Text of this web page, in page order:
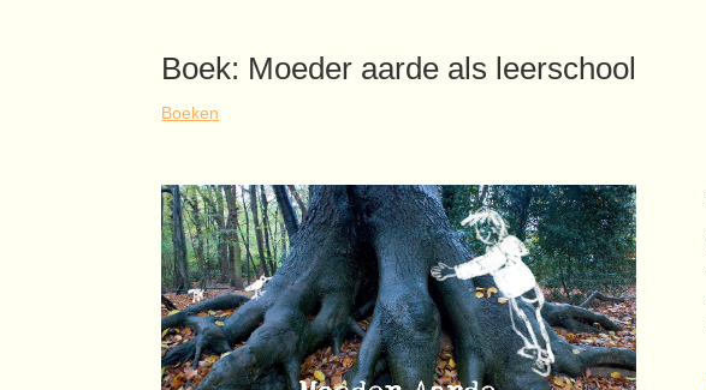
Boek: Moeder aarde als leerschool
Boeken